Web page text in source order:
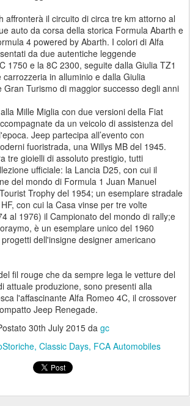
affronterà il circuito di circa tre km attorno al
auto da corsa della storica Formula Abarth e
4 powered by Abarth. I colori di Alfa
da due autentiche leggende
1750 e la 8C 2300, seguite dalla Giulia TZ1
in alluminio e dalla Giulia
Gran Turismo di maggior successo degli anni
Mille Miglia con due versioni della Fiat
da un veicolo di assistenza del
Jeep partecipa all’evento con
fuoristrada, una Willys MB del 1945.
tre gioielli di assoluto prestigio, tutti
ufficiale: la Lancia D25, con cui il
del mondo di Formula 1 Juan Manuel
Trophy del 1954; un esemplare stradale
con cui la Casa vinse per tre volte
al 1976) il Campionato del mondo di rally;e
è un esemplare unico del 1960
dell'insigne designer americano
fil rouge che da sempre lega le vetture del
attuale produzione, sono presenti alla
l'affascinante Alfa Romeo 4C, il crossover
Jeep Renegade.
30th July 2015 da gc
Classic Days FCA Automobiles